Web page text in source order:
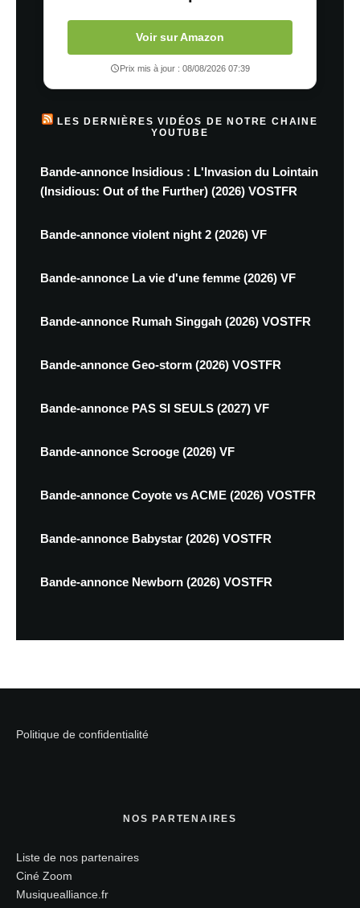
Voir sur Amazon
Prix mis à jour : 08/08/2026 07:39
LES DERNIÈRES VIDÉOS DE NOTRE CHAINE
YOUTUBE
Bande-annonce Insidious : L'Invasion du Lointain
(Insidious: Out of the Further) (2026) VOSTFR
Bande-annonce violent night 2 (2026) VF
Bande-annonce La vie d'une femme (2026) VF
Bande-annonce Rumah Singgah (2026) VOSTFR
Bande-annonce Geo-storm (2026) VOSTFR
Bande-annonce PAS SI SEULS (2027) VF
Bande-annonce Scrooge (2026) VF
Bande-annonce Coyote vs ACME (2026) VOSTFR
Bande-annonce Babystar (2026) VOSTFR
Bande-annonce Newborn (2026) VOSTFR
Politique de confidentialité
NOS PARTENAIRES
Liste de nos partenaires
Ciné Zoom
Musiquealliance.fr